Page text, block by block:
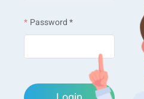
Password *